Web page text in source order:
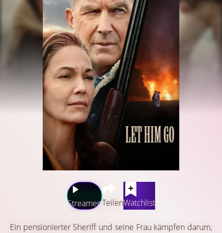
StreamenTeilenWatchlist
Ein pensionierter Sheriff und seine Frau kämpfen darum,